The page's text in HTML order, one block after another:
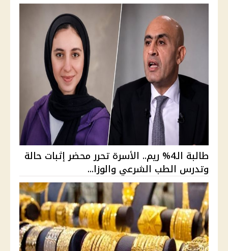
طالبة الـ4% ريم.. الأسرة تحرر محضر إثبات حالة
وتدرس الطب الشرعي والوزا...